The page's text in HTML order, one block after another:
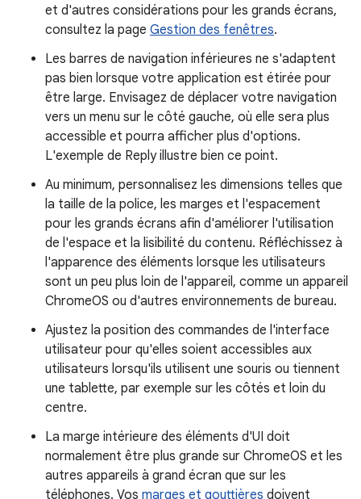
et d'autres considérations pour les grands écrans,
consultez la page Gestion des fenêtres.
Les barres de navigation inférieures ne s'adaptent
pas bien lorsque votre application est étirée pour
être large. Envisagez de déplacer votre navigation
vers un menu sur le côté gauche, où elle sera plus
accessible et pourra afficher plus d'options.
L'exemple de Reply illustre bien ce point.
Au minimum, personnalisez les dimensions telles que
la taille de la police, les marges et l'espacement
pour les grands écrans afin d'améliorer l'utilisation
de l'espace et la lisibilité du contenu. Réfléchissez à
l'apparence des éléments lorsque les utilisateurs
sont un peu plus loin de l'appareil, comme un appareil
ChromeOS ou d'autres environnements de bureau.
Ajustez la position des commandes de l'interface
utilisateur pour qu'elles soient accessibles aux
utilisateurs lorsqu'ils utilisent une souris ou tiennent
une tablette, par exemple sur les côtés et loin du
centre.
La marge intérieure des éléments d'UI doit
normalement être plus grande sur ChromeOS et les
autres appareils à grand écran que sur les
téléphones. Vos marges et gouttières doivent